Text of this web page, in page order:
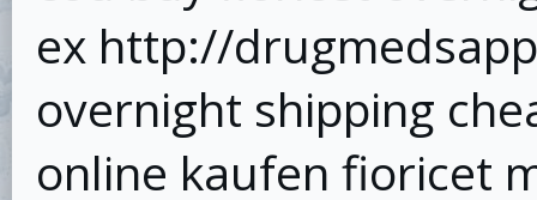
ex http://
overnight shipping
online kaufen fioricet